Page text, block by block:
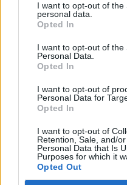
I want to opt-out of the
personal data.
Opted In
I want to opt-out of the
Personal Data.
Opted In
I want to opt-out of
Personal Data for
Opted In
I want to opt-out of
Retention, Sale, and/
Personal Data that Is
Purposes for which it
Opted Out
Egy jól feléíptett Pilates
bővebben